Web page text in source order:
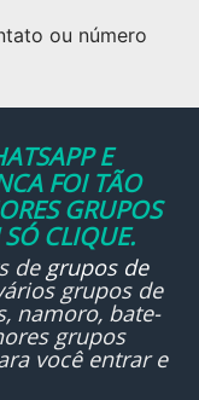
ou número
E
FOI TÃO
GRUPOS
CLIQUE.
de grupos de
grupos de
namoro, bate-
grupos
você entrar e